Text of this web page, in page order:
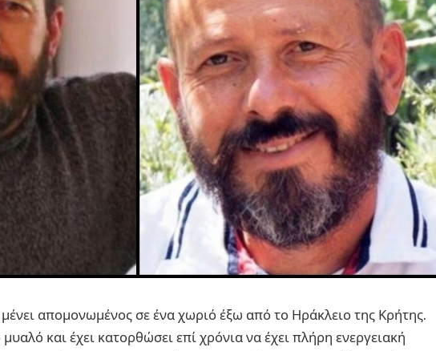
απομονωμένος σε ένα χωριό έξω από το Ηράκλειο της Κρήτης.
και έχει κατορθώσει επί χρόνια να έχει πλήρη ενεργειακή